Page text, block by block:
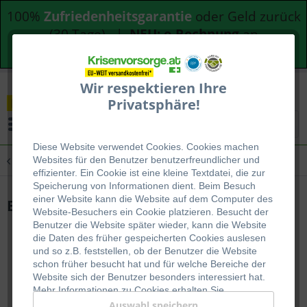
100% Zufriedenheitsgarantie oder Geld zurück
(30 Tage) |NEU: e-Rechnungan
Bundesdienststellen
Wir respektieren Ihre
Privatsphäre!
Diese Website verwendet Cookies. Cookies machen
Websites für den Benutzer benutzerfreundlicher und
effizienter. Ein Cookie ist eine kleine Textdatei, die zur
Speicherung von Informationen dient. Beim Besuch
einer Website kann die Website auf dem Computer des
Website-Besuchers ein Cookie platzieren. Besucht der
Benutzer die Website später wieder, kann die Website
die Daten des früher gespeicherten Cookies auslesen
und so z.B. feststellen, ob der Benutzer die Website
schon früher besucht hat und für welche Bereiche der
Website sich der Benutzer besonders interessiert hat.
Mehr Informationen zu Cookies erhalten Sie
Übersicht Emergency Food
EF Basic Rote Beete Würfel